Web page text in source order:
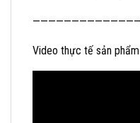
Video thực tế sản